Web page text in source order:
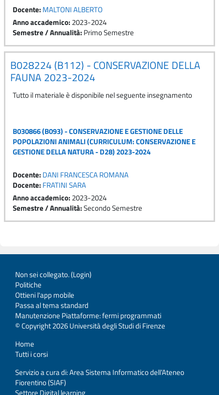
Docente: MALTONI ALBERTO
Anno accademico: 2023-2024
Semestre / Annualità: Primo Semestre
B028224 (B112) - CONSERVAZIONE DELLA
FAUNA 2023-2024
Tutto il materiale è disponibile nel seguente insegnamento
B030866 (B093) - CONSERVAZIONE E GESTIONE DELLE
POPOLAZIONI ANIMALI (CURRICULUM: CONSERVAZIONE E
GESTIONE DELLA NATURA - D28) 2023-2024
Docente: DANI FRANCESCA ROMANA
Docente: FRATINI SARA
Anno accademico: 2023-2024
Semestre / Annualità:Secondo Semestre
Non sei collegato. (Login)
Politiche
Ottieni l'app mobile
Passa al tema standard
Manutenzione Piattaforme: fermi programmati
© Copyright 2026 Università degli Studi di Firenze
Home
Tutti i corsi
Servizio a cura di: Area Sistema Informatico dell’Ateneo
Fiorentino (SIAF)
Settore Digital learning